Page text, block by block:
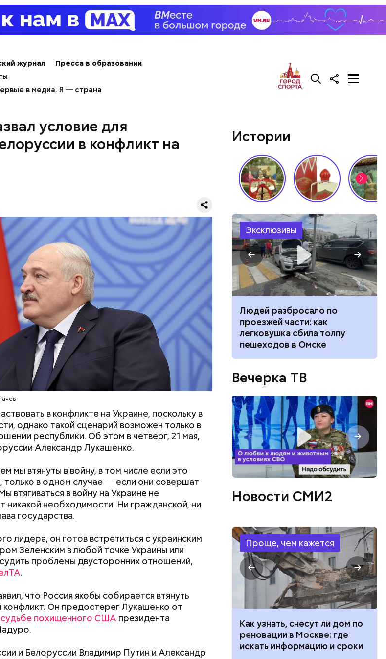
журнал
Пресса в образовании
в медиа. Я — страна
условие для
в конфликт на
в конфликте на Украине, поскольку в
однако такой сценарий возможен только в
республики. Об этом в четверг, 21 мая,
Александр Лукашенко.
мы втянуты в войну, в том числе если это
только в одном случае — если они совершат
втягиваться в войну на Украине не
никакой необходимости. Ни гражданской, ни
государства.
лидера, он готов встретиться с украинским
Зеленским в любой точке Украины или
проблемы двусторонних отношений,
.
что Россия якобы собирается втянуть
Он предостерег Лукашенко от
похищенного США президента
и Белоруссии Владимир Путин и Александр
круглый год составляет 36 градусов,
источниках приятно и к тому же полезно.
ходить здесь можно только без
лучше взять носки или резиновые
Йемен
супермиллиардеров Стив Балмер не создавал
примкнул к уже созданной компании —
который стал работать в
Балмер также получал часть акций
его богатства.
2000 году Балмер сменил Билла Гейтса на
Им он оставался до 2014 года, после
держателем акций компании. Сейчас его
Истории
Эксклюзивы
малыша: как
при
в Раменском
Вода за 10 тысяч: поможет ли
японский напиток сбросить
лишний вес
Людей разбросало по
проезжей части: как
легковушка сбила толпу
пешеходов в Омске
Вечерка ТВ
Новости СМИ2
Проще, чем кажется
батареи дома и
штраф
Как получить до 100 тысяч
Как узнать, снесут ли дом по
реновации в Москве: где
искать информацию и сроки